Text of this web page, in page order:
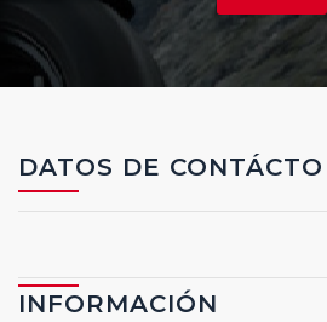
DATOS DE CONTÁCTO
INFORMACIÓN